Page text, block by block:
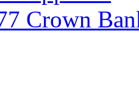
Crown